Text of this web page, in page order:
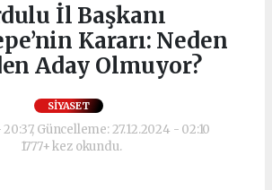
İl Başkanı
Kararı: Neden
Aday Olmuyor?
SIYASET
Güncelleme: 27.12.2024 - 02:10
1777+ kez okundu.